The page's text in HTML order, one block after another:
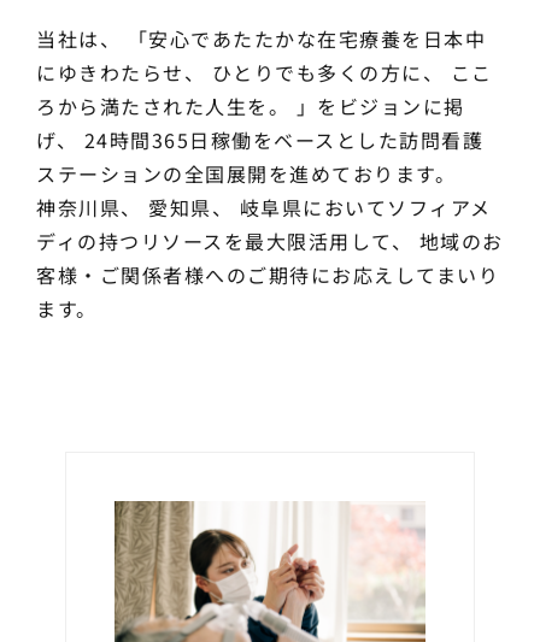
当社は、 「安心であたたかな在宅療養を日本中
にゆきわたらせ、 ひとりでも多くの方に、 ここ
ろから満たされた人生を。 」をビジョンに掲
げ、 24時間365日稼働をベースとした訪問看護
ステーションの全国展開を進めております。
神奈川県、 愛知県、 岐阜県においてソフィアメ
ディの持つリソースを最大限活用して、 地域のお
客様・ご関係者様へのご期待にお応えしてまいり
ます。